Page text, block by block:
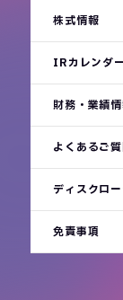
株式情報
IRカレンダー
財務・業績
よくあるご
ディスクロ
免責事項